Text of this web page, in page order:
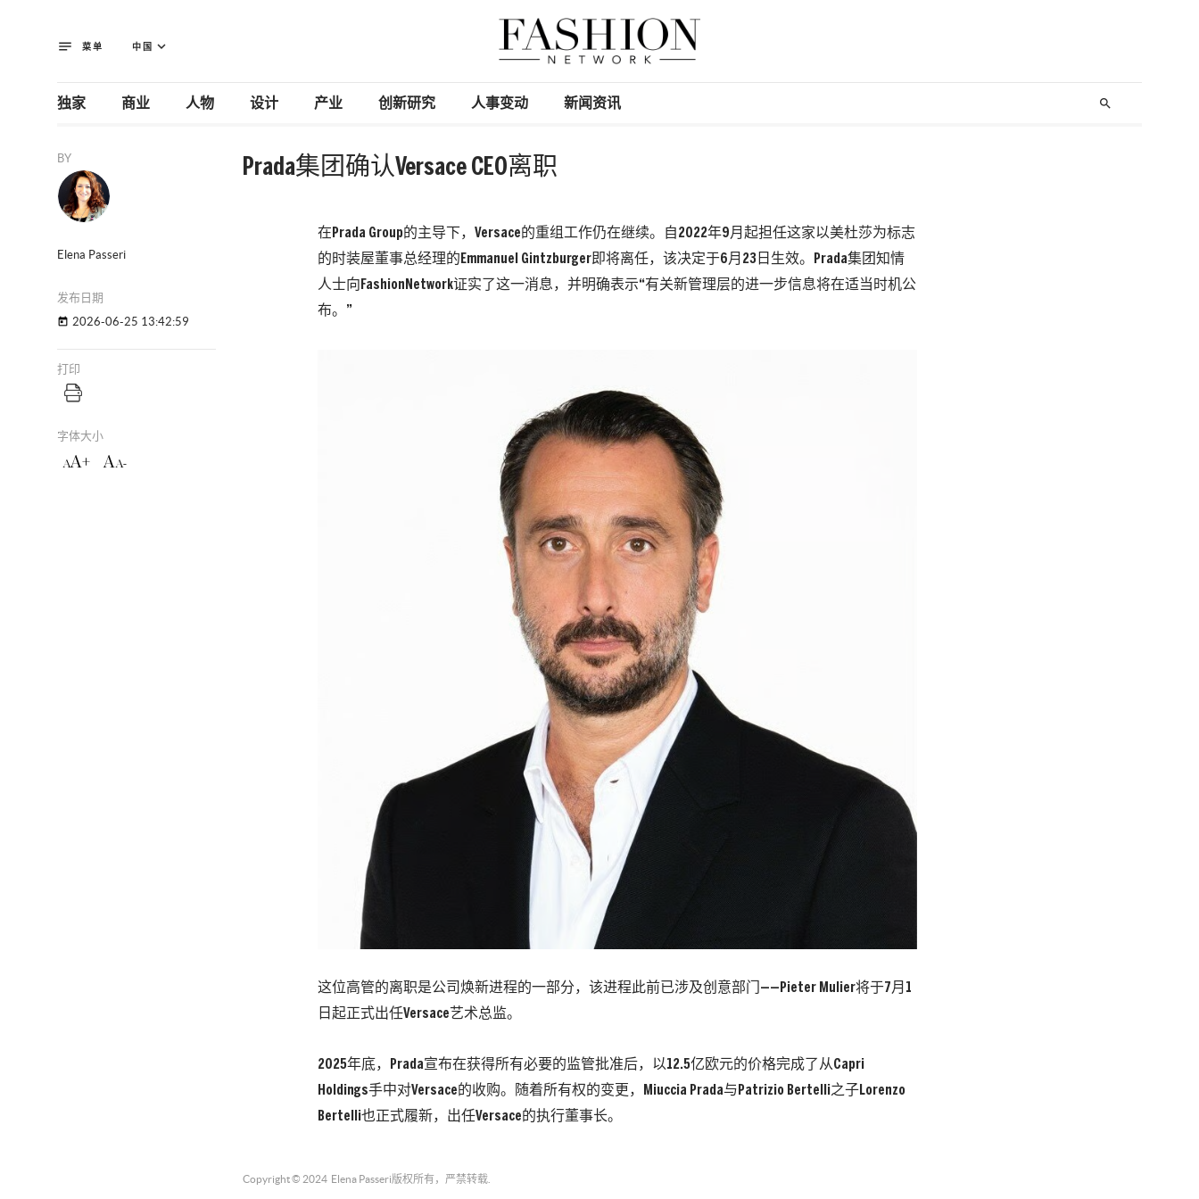
notes 菜单 中国 keyboard_arrow_down
独家 商业 人物 设计 产业 创新研究 人事变动 新闻资讯 search
BY
Elena Passeri
发布日期
today 2026-06-25 13:42:59
打印
字体大小
AA+ AA-
Prada集团确认Versace CEO离职
在Prada Group的主导下，Versace的重组工作仍在继续。自2022年9月起担任这家以美杜莎为标志
的时装屋董事总经理的Emmanuel Gintzburger即将离任，该决定于6月23日生效。Prada集团知情
人士向FashionNetwork证实了这一消息，并明确表示“有关新管理层的进一步信息将在适当时机公
布。”
这位高管的离职是公司焕新进程的一部分，该进程此前已涉及创意部门——Pieter Mulier将于7月1
日起正式出任Versace艺术总监。
2025年底，Prada宣布在获得所有必要的监管批准后，以12.5亿欧元的价格完成了从Capri
Holdings手中对Versace的收购。随着所有权的变更，Miuccia Prada与Patrizio Bertelli之子Lorenzo
Bertelli也正式履新，出任Versace的执行董事长。
Copyright © 2024 Elena Passeri 版权所有，严禁转载.